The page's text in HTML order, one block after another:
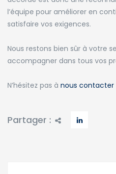
l’équipe pour améliorer en
satisfaire vos exigences.
Nous restons bien sûr à votre
accompagner dans tous vos
N’hésitez pas à nous contacter
Partager :